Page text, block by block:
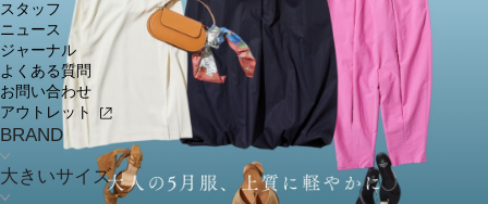
スタッフ
ニュース
ジャーナル
よくある質問
お問い合わせ
アウトレット
BRAND
大きいサイズ